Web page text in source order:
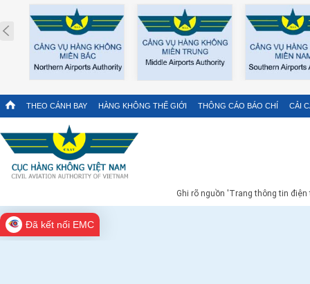
Prev
THEO CÁNH BAY HÀNG KHÔNG THẾ GIỚI THÔNG CÁO BÁO CHÍ CẢI
Ghi rõ nguồn 'Trang thông tin
Đã kết nối EMC